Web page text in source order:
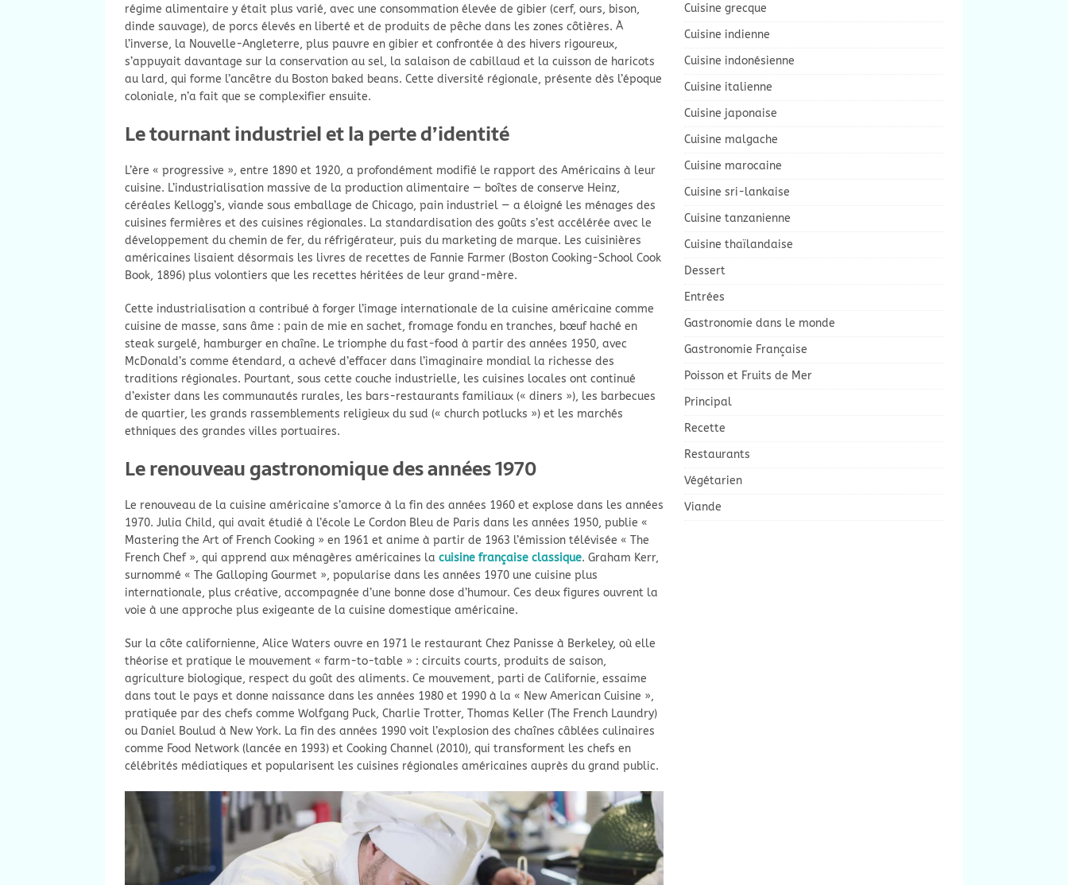
régime alimentaire y était plus varié, avec une consommation élevée de gibier (cerf, ours, bison,
dinde sauvage), de porcs élevés en liberté et de produits de pêche dans les zones côtières. À
l’inverse, la Nouvelle-Angleterre, plus pauvre en gibier et confrontée à des hivers rigoureux,
s’appuyait davantage sur la conservation au sel, la salaison de cabillaud et la cuisson de haricots
au lard, qui forme l’ancêtre du Boston baked beans. Cette diversité régionale, présente dès l’époque
coloniale, n’a fait que se complexifier ensuite.
Le tournant industriel et la perte d’identité
L’ère « progressive », entre 1890 et 1920, a profondément modifié le rapport des Américains à leur
cuisine. L’industrialisation massive de la production alimentaire — boîtes de conserve Heinz,
céréales Kellogg’s, viande sous emballage de Chicago, pain industriel — a éloigné les ménages des
cuisines fermières et des cuisines régionales. La standardisation des goûts s’est accélérée avec le
développement du chemin de fer, du réfrigérateur, puis du marketing de marque. Les cuisinières
américaines lisaient désormais les livres de recettes de Fannie Farmer (Boston Cooking-School Cook
Book, 1896) plus volontiers que les recettes héritées de leur grand-mère.
Cette industrialisation a contribué à forger l’image internationale de la cuisine américaine comme
cuisine de masse, sans âme : pain de mie en sachet, fromage fondu en tranches, bœuf haché en
steak surgelé, hamburger en chaîne. Le triomphe du fast-food à partir des années 1950, avec
McDonald’s comme étendard, a achevé d’effacer dans l’imaginaire mondial la richesse des
traditions régionales. Pourtant, sous cette couche industrielle, les cuisines locales ont continué
d’exister dans les communautés rurales, les bars-restaurants familiaux (« diners »), les barbecues
de quartier, les grands rassemblements religieux du sud (« church potlucks ») et les marchés
ethniques des grandes villes portuaires.
Le renouveau gastronomique des années 1970
Le renouveau de la cuisine américaine s’amorce à la fin des années 1960 et explose dans les années
1970. Julia Child, qui avait étudié à l’école Le Cordon Bleu de Paris dans les années 1950, publie «
Mastering the Art of French Cooking » en 1961 et anime à partir de 1963 l’émission télévisée « The
French Chef », qui apprend aux ménagères américaines la cuisine française classique. Graham Kerr,
surnommé « The Galloping Gourmet », popularise dans les années 1970 une cuisine plus
internationale, plus créative, accompagnée d’une bonne dose d’humour. Ces deux figures ouvrent la
voie à une approche plus exigeante de la cuisine domestique américaine.
Sur la côte californienne, Alice Waters ouvre en 1971 le restaurant Chez Panisse à Berkeley, où elle
théorise et pratique le mouvement « farm-to-table » : circuits courts, produits de saison,
agriculture biologique, respect du goût des aliments. Ce mouvement, parti de Californie, essaime
dans tout le pays et donne naissance dans les années 1980 et 1990 à la « New American Cuisine »,
pratiquée par des chefs comme Wolfgang Puck, Charlie Trotter, Thomas Keller (The French Laundry)
ou Daniel Boulud à New York. La fin des années 1990 voit l’explosion des chaînes câblées culinaires
comme Food Network (lancée en 1993) et Cooking Channel (2010), qui transforment les chefs en
célébrités médiatiques et popularisent les cuisines régionales américaines auprès du grand public.
Cuisine grecque
Cuisine indienne
Cuisine indonésienne
Cuisine italienne
Cuisine japonaise
Cuisine malgache
Cuisine marocaine
Cuisine sri-lankaise
Cuisine tanzanienne
Cuisine thaïlandaise
Dessert
Entrées
Gastronomie dans le monde
Gastronomie Française
Poisson et Fruits de Mer
Principal
Recette
Restaurants
Végétarien
Viande